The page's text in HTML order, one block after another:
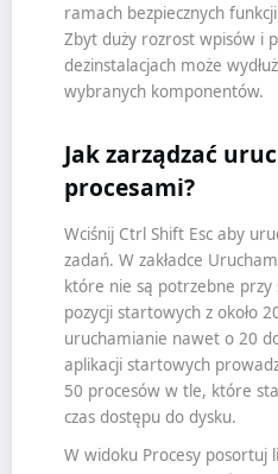
ramach bezpiecznych
Zbyt duży rozrost wpisów i
dezinstalacjach może
wybranych komponentów.
Jak zarządzać
procesami?
Wciśnij Ctrl Shift Esc aby
zadań. W zakładce
które nie są potrzebne przy
pozycji startowych z około
uruchamianie nawet o 20
aplikacji startowych
50 procesów w tle, które
czas dostępu do dysku.
W widoku Procesy posortuj